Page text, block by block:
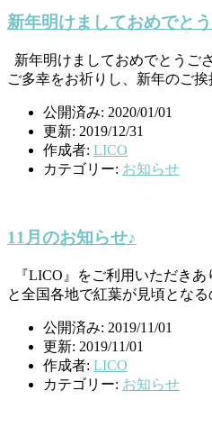
新年明けましておめでと
新年明けましておめでとうご
ご多幸をお祈りし、新年のご
公開済み: 2020/01/01
更新: 2019/12/31
作成者: LICO
カテゴリー: お知らせ
11月のお知らせ♪
『LICO』をご利用いただき
と全国各地で紅葉が見頃とな
公開済み: 2019/11/01
更新: 2019/11/01
作成者: LICO
カテゴリー: お知らせ